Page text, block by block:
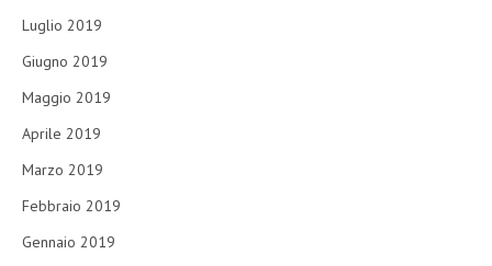
Luglio 2019
Giugno 2019
Maggio 2019
Aprile 2019
Marzo 2019
Febbraio 2019
Gennaio 2019